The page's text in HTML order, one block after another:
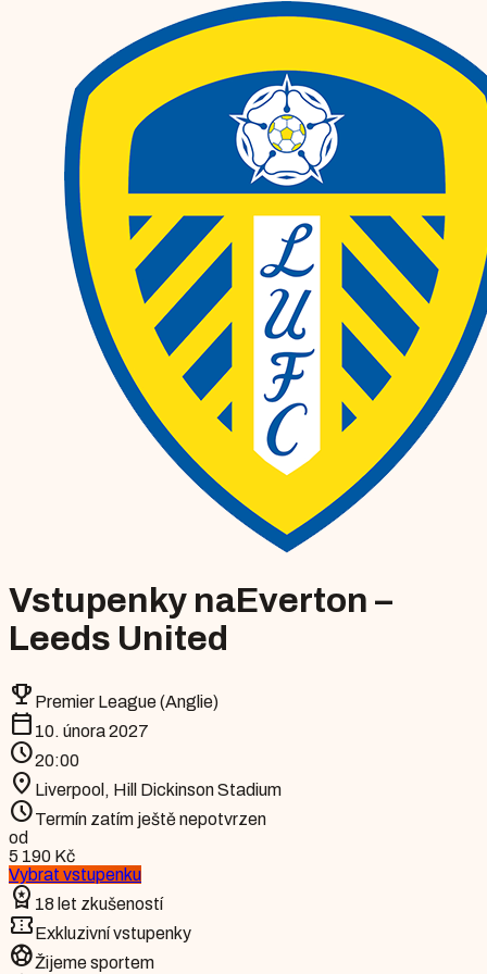
Vstupenky naEverton –
Leeds United
emoji_events Premier League (Anglie)
calendar_today 10. února 2027
schedule20:00
location_on Liverpool , Hill Dickinson Stadium
scheduleTermín zatím ještě nepotvrzen
od
5 190 Kč
Vybrat vstupenku
workspace_premium 18 let zkušeností
confirmation_numberExkluzivní vstupenky
sports_soccerŽijeme sportem